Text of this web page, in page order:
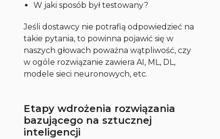
W jaki sposób był testowany?
Jeśli dostawcy nie potrafią odpowiedzieć na
takie pytania, to powinna pojawić się w
naszych głowach poważna wątpliwość, czy
w ogóle rozwiązanie zawiera AI, ML, DL,
modele sieci neuronowych, etc.
Etapy wdrożenia rozwiązania
bazującego na sztucznej
inteligencji